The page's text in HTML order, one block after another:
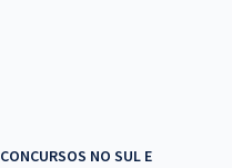
CONCURSOS NO SUL E